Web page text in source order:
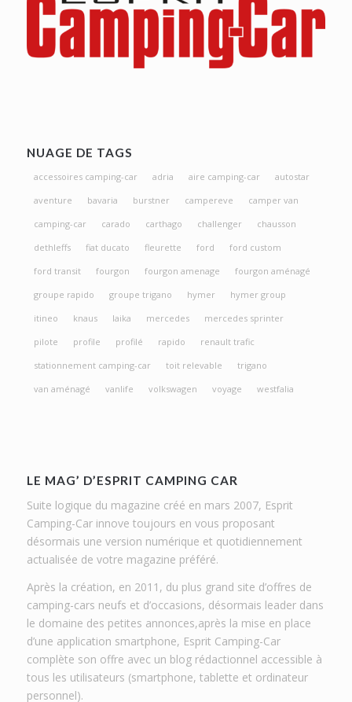
NUAGE DE TAGS
accessoires camping-car adria aire camping-car
autostar
aventure
bavaria burstner campereve
camper van
camping-car
carado carthago challenger
chausson
dethleffs
fiat ducato fleurette ford
ford custom
ford transit
fourgon fourgon amenage
fourgon aménagé
groupe rapido
groupe trigano hymer
hymer group
itineo
knaus laika mercedes
mercedes sprinter
pilote
profile profilé rapido
renault trafic
stationnement camping-car
toit relevable
trigano
van aménagé
vanlife volkswagen voyage westfalia
LE MAG’ D’ESPRIT CAMPING CAR
Suite logique du magazine créé en mars 2007, Esprit
Camping-Car innove toujours en vous proposant
désormais une version numérique et quotidiennement
actualisée de votre magazine préféré.
Après la création, en 2011, du plus grand site d’offres de
camping-cars neufs et d’occasions, désormais leader dans
le domaine des petites annonces,après la mise en place
d’une application smartphone, Esprit Camping-Car
complète son offre avec un blog rédactionnel accessible à
tous les utilisateurs (smartphone, tablette et ordinateur
personnel).